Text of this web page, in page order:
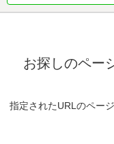
お探しのペー
指定されたURLのペー